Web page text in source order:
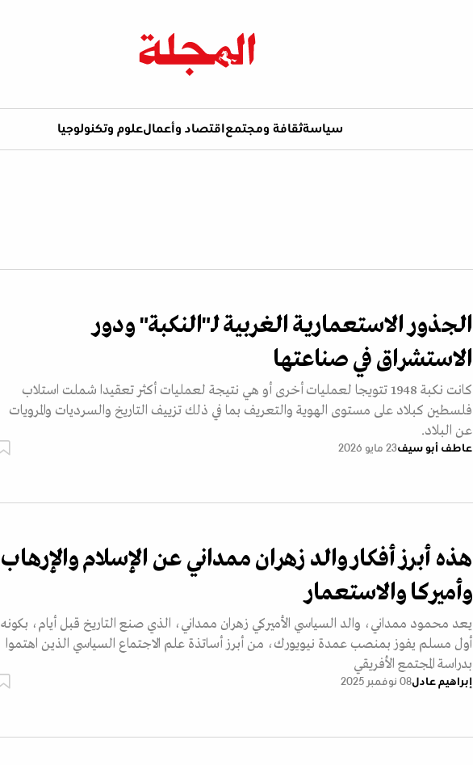
سياسةثقافة ومجتمع اقتصاد وأعمالعلوم وتكنولوجيا
الجذور الاستعمارية الغربية لـ"النكبة" ودور
الاستشراق في صناعتها
كانت نكبة 1948 تتويجا لعمليات أخرى أو هي نتيجة لعمليات أكثر تعقيدا شملت استلاب
فلسطين كبلاد على مستوى الهوية والتعريف بما في ذلك تزييف التاريخ والسرديات والمرويات
عن البلاد.
عاطف أبو سيف23 مايو 2026
هذه أبرز أفكار والد زهران ممداني عن الإسلام والإرهاب
وأميركا والاستعمار
يعد محمود ممداني، والد السياسي الأميركي زهران ممداني، الذي صنع التاريخ قبل أيام، بكونه
أول مسلم يفوز بمنصب عمدة نيويورك، من أبرز أساتذة علم الاجتماع السياسي الذين اهتموا
بدراسة المجتمع الأفريقي
إبراهيم عادل08 نوفمبر 2025